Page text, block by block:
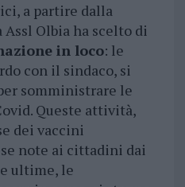
a partire dalla
Olbia ha scelto di
in loco: le
con il sindaco, si
somministrare le
Queste attività,
dei vaccini
note ai cittadini dai
ultime, le